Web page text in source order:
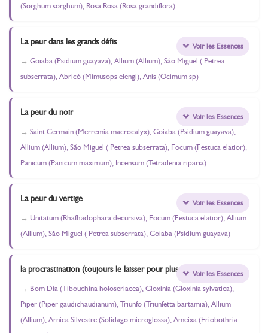
(Sorghum sorghum), Rosa Rosa (Rosa grandiflora)
La peur dans les grands défis
Goiaba (Psidium guayava), Allium (Allium), São Miguel ( Petrea
subserrata), Abricó (Mimusops elengi), Anis (Ocimum sp)
Voir les Essences
La peur du noir
Saint Germain (Merremia macrocalyx), Goiaba (Psidium guayava),
Allium (Allium), São Miguel ( Petrea subserrata), Focum (Festuca elatior),
Panicum (Panicum maximum), Incensum (Tetradenia riparia)
Voir les Essences
La peur du vertige
Unitatum (Rhafhadophara decursiva), Focum (Festuca elatior), Allium
(Allium), São Miguel ( Petrea subserrata), Goiaba (Psidium guayava)
Voir les Essences
la procrastination (toujours le laisser pour plus tard)
Bom Dia (Tibouchina holoseriacea), Gloxinia (Gloxinia sylvatica),
Piper (Piper gaudichaudianum), Triunfo (Triunfetta bartamia), Allium
(Allium), Arnica Silvestre (Solidago microglossa), Ameixa (Eriobothria
Voir les Essences